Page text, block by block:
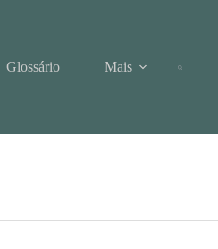
Glossário Mais